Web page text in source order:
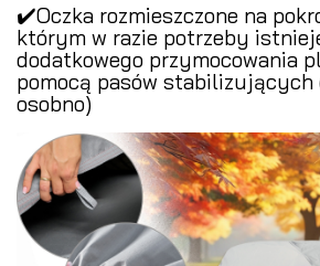
✔️Oczka rozmieszczone na
którym w razie potrzeby
dodatkowego przymocowania
pomocą pasów stabilizujących
osobno)